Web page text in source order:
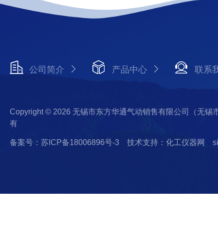
公司简介 产品中心 联系
Copyright © 2026 无锡市东方华通气动销售有限公司（无锡
有
备案号：苏ICP备18006896号-3 技术支持：化工仪器网